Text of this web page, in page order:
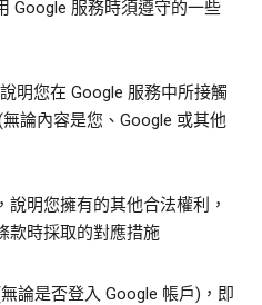
Google 服務時須遵守的一些
說明您在 Google 服務中所接觸
論內容是您、Google 或其他
，說明您擁有的其他合法權利，
款時採取的對應措施
論是否登入 Google 帳戶)，即